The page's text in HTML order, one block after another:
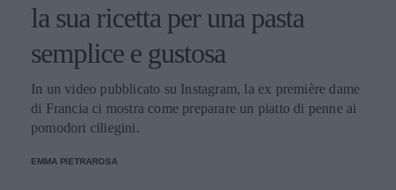
la sua ricetta per una pasta
semplice e gustosa
In un video pubblicato su Instagram, la ex première dame
di Francia ci mostra come preparare un piatto di penne ai
pomodori ciliegini.
EMMA PIETRAROSA